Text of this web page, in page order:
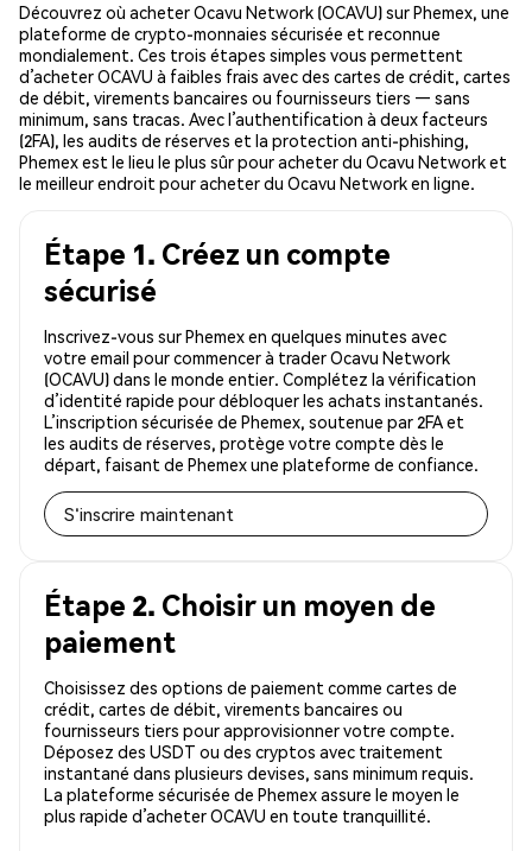
Découvrez où acheter Ocavu Network (OCAVU) sur Phemex, une
plateforme de crypto-monnaies sécurisée et reconnue
mondialement. Ces trois étapes simples vous permettent
d’acheter OCAVU à faibles frais avec des cartes de crédit, cartes
de débit, virements bancaires ou fournisseurs tiers — sans
minimum, sans tracas. Avec l’authentification à deux facteurs
(2FA), les audits de réserves et la protection anti-phishing,
Phemex est le lieu le plus sûr pour acheter du Ocavu Network et
le meilleur endroit pour acheter du Ocavu Network en ligne.
Étape 1. Créez un compte
sécurisé
Inscrivez-vous sur Phemex en quelques minutes avec
votre email pour commencer à trader Ocavu Network
(OCAVU) dans le monde entier. Complétez la vérification
d’identité rapide pour débloquer les achats instantanés.
L’inscription sécurisée de Phemex, soutenue par 2FA et
les audits de réserves, protège votre compte dès le
départ, faisant de Phemex une plateforme de confiance.
S'inscrire maintenant
Étape 2. Choisir un moyen de
paiement
Choisissez des options de paiement comme cartes de
crédit, cartes de débit, virements bancaires ou
fournisseurs tiers pour approvisionner votre compte.
Déposez des USDT ou des cryptos avec traitement
instantané dans plusieurs devises, sans minimum requis.
La plateforme sécurisée de Phemex assure le moyen le
plus rapide d’acheter OCAVU en toute tranquillité.